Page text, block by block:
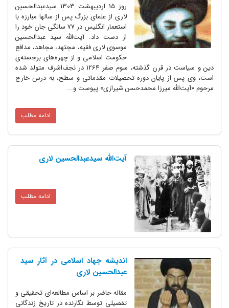
روز 15 اردیبهشت 1303 سیدعبدالحسین
لاری از علمای بزرگ پس از سالها مبارزه با
استعمار انگلیس در 77 سالگی جان خود را
از دست داد. آیت‌الله سید عبدالحسین
موسوی لاری فقیه، مجتهد، مجاهد، مدافع
حکومت اسلامی و از چهره‌های برجسته‌ی
دین و سیاست در قرن گذشته، سوم صفر 1264 در نجف‌اشرف متولد شده
پایان دوره تحصیلات مقدماتی و سطح، به درس خارج
میرزا محمدحسن شیرازی» پیوست و...
آیت‌الله سیدعبدالحسین لاری
اندیشه جهاد اسلامی در آثار سید
عبدالحسین لاری
مقاله حاضر بر اساس مطالعه‌ای تحقیقی و
تفصیلی توسط نگارنده در تاریخ زندگانی